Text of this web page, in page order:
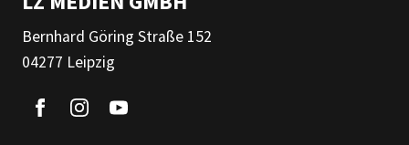
Bernhard Göring Straße 152
04277 Leipzig